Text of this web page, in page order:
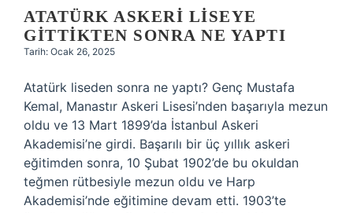
ATATÜRK ASKERI LISEYE
GITTIKTEN SONRA NE YAPTI
Tarih: Ocak 26, 2025
Atatürk liseden sonra ne yaptı? Genç Mustafa
Kemal, Manastır Askeri Lisesi’nden başarıyla mezun
oldu ve 13 Mart 1899’da İstanbul Askeri
Akademisi’ne girdi. Başarılı bir üç yıllık askeri
eğitimden sonra, 10 Şubat 1902’de bu okuldan
teğmen rütbesiyle mezun oldu ve Harp
Akademisi’nde eğitimine devam etti. 1903’te